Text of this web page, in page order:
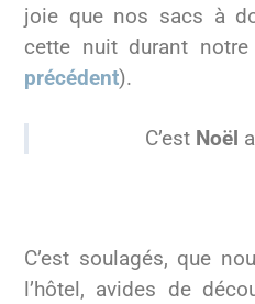
joie que nos sacs à
cette nuit durant
précédent).
C’est Noël
C’est soulagés, que
l’hôtel, avides de